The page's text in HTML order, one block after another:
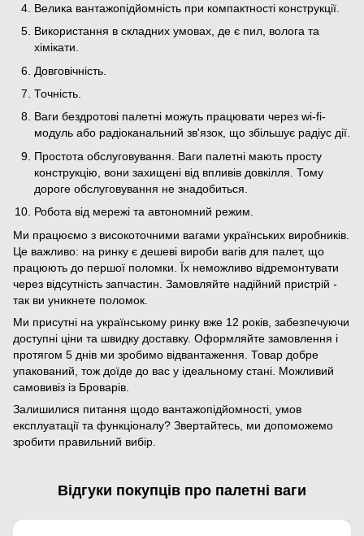
Велика вантажопідйомність при компактності конструкції.
Використання в складних умовах, де є пил, волога та
хімікати.
Довговічність.
Точність.
Ваги бездротові палетні можуть працювати через wi-fi-
модуль або радіоканальний зв'язок, що збільшує радіус дії.
Простота обслуговування. Ваги палетні мають просту
конструкцію, вони захищені від впливів довкілля. Тому
дороге обслуговування не знадобиться.
Робота від мережі та автономний режим.
Ми працюємо з високоточними вагами українських виробників.
Це важливо: на ринку є дешеві вироби вагів для палет, що
працюють до першої поломки. Їх неможливо відремонтувати
через відсутність запчастин. Замовляйте надійний пристрій -
так ви уникнете поломок.
Ми присутні на українському ринку вже 12 років, забезпечуючи
доступні ціни та швидку доставку. Оформляйте замовлення і
протягом 5 днів ми зробимо відвантаження. Товар добре
упакований, тож доїде до вас у ідеальному стані. Можливий
самовивіз із Броварів.
Залишилися питання щодо вантажопідйомності, умов
експлуатації та функціоналу? Звертайтесь, ми допоможемо
зробити правильний вибір.
Відгуки покупців про палетні ваги